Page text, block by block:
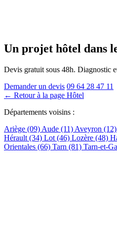
Un projet hôtel dans
Devis gratuit sous 48h. Diagnostic
Demander un devis 09 64 28 47 11
← Retour à la page Hôtel
Départements voisins :
Ariège (09) Aude (11) Aveyron (12)
Hérault (34) Lot (46) Lozère (48)
Orientales (66) Tarn (81) Tarn-et-